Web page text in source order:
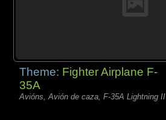
Theme: Fighter Airplane F-
35A
Avións, Avión de caza, F-35A Lightning II